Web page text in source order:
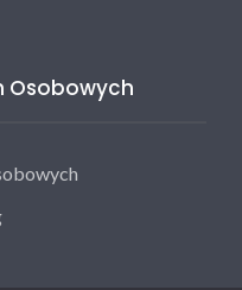
Osobowych